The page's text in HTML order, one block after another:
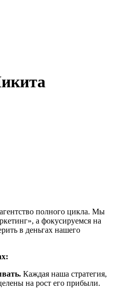
полного цикла. Мы
а фокусируемся на
в деньгах нашего
Каждая наша стратегия,
на рост его прибыли.